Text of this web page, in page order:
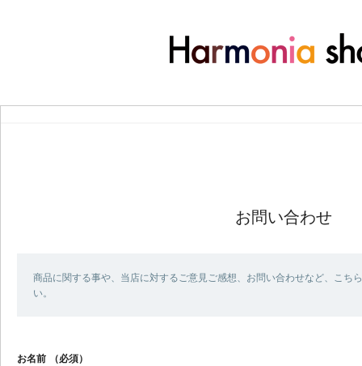
お問い合わせ
商品に関する事や、当店に対するご意見ご感想、お問い合わせなど、こち
い。
お名前 （必須）